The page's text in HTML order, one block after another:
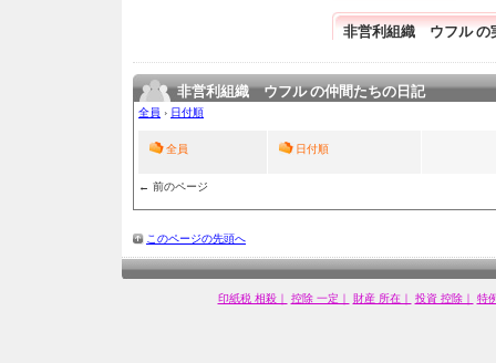
非営利組織 ウフル の
非営利組織 ウフル の仲間たちの日記
全員 › 日付順
全員 日付順
← 前のページ
このページの先頭へ
印紙税 相殺｜ 控除 一定｜ 財産 所在｜ 投資 控除｜ 特